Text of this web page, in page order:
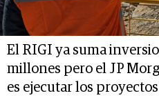
El RIGI ya suma
millones pero el JP
es ejecutar los